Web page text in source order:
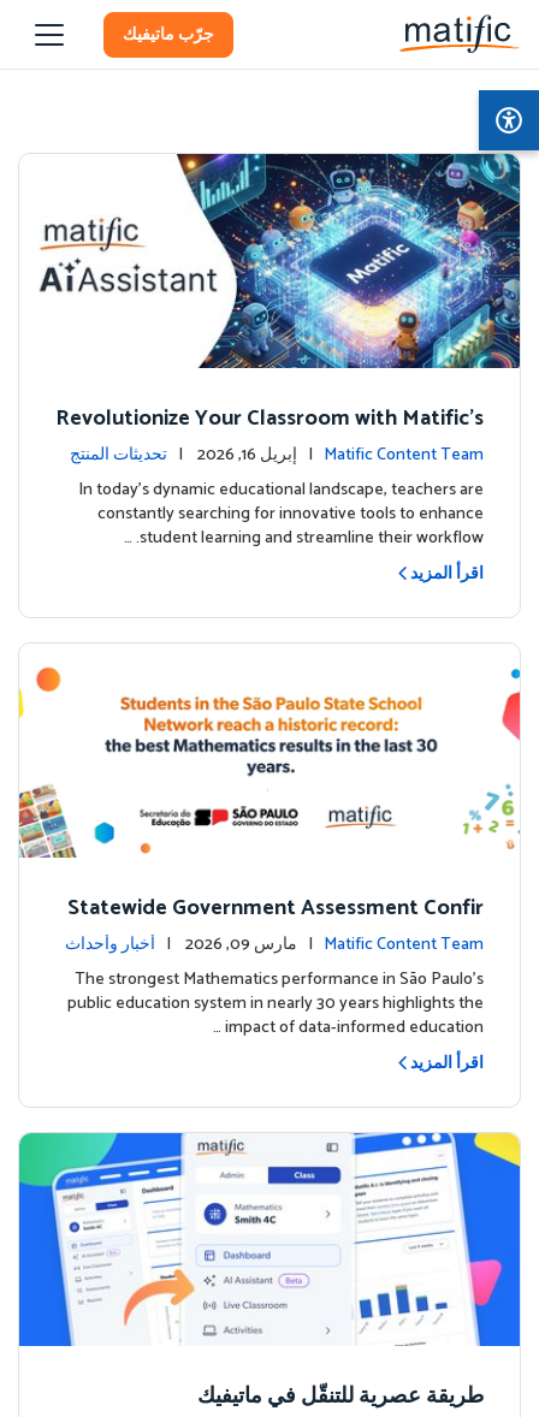
جرّب ماتيفيك
Revolutionize Your Classroom with Matific's
AI-Powered Teacher Assistant
Matific Content Team | إبريل 16, 2026 |
تحديثات المنتج
In today's dynamic educational landscape, teachers are
constantly searching for innovative tools to enhance
student learning and streamline their workflow. …
اقرأ المزيد
Statewide Government Assessment Confir
Math Achievement
Matific Content Team | مارس 09, 2026 |
أخبار وأحداث
The strongest Mathematics performance in São Paulo’s
public education system in nearly 30 years highlights the
impact of data-informed education …
اقرأ المزيد
طريقة عصرية للتنقّل في ماتيفيك